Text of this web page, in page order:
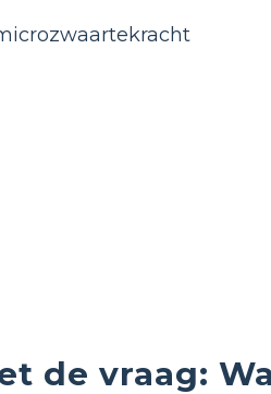
de vraag: